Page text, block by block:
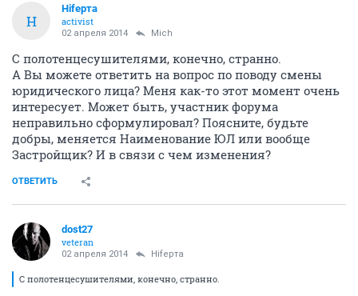
Н
Нifерта
activist
02 апреля 2014 Mich
С полотенцесушителями, конечно, странно.
А Вы можете ответить на вопрос по поводу смены
юридического лица? Меня как-то этот момент очень
интересует. Может быть, участник форума
неправильно сформулировал? Поясните, будьте
добры, меняется Наименование ЮЛ или вообще
Застройщик? И в связи с чем изменения?
ОТВЕТИТЬ
dost27
veteran
02 апреля 2014 Нifерта
С полотенцесушителями, конечно, странно.